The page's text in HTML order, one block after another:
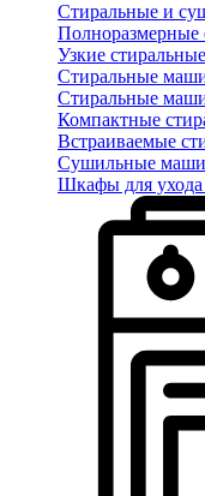
Стиральные и
Узкие
Стиральные
Стиральные
Компактные
Встраиваемые
Сушильные
Шкафы для ухода